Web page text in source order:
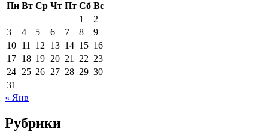
Пн Вт Ср Чт Пт Сб Вс
1
2
3
4 5 6 7 8
9
10 11 12 13 14 15 16
17 18 19 20 21 22 23
24 25 26 27 28 29 30
31
« Янв
Рубрики